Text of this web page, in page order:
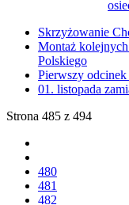
Skrzyżowanie
Montaż
Polskiego
Pierwszy
01. listopada
Strona 485 z 494
480
481
482